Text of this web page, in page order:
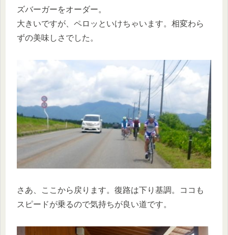
ズバーガーをオーダー。
大きいですが、ペロッといけちゃいます。相変わら
ずの美味しさでした。
さあ、ここから戻ります。復路は下り基調。ココも
スピードが乗るので気持ちが良い道です。